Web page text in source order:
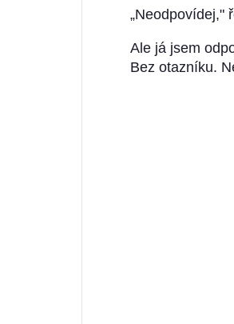
„Neodpovídej,"
Ale já jsem
Bez otazníku.